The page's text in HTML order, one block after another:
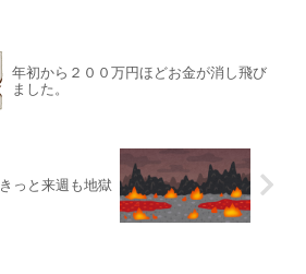
年初から２００万円ほどお金が消し飛び
ました。
きっと来週も地獄